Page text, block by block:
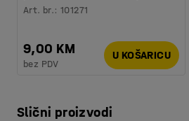
Art. br.:101271
9,00 KM
bez PDV
U KOŠARICU
Slični proizvodi